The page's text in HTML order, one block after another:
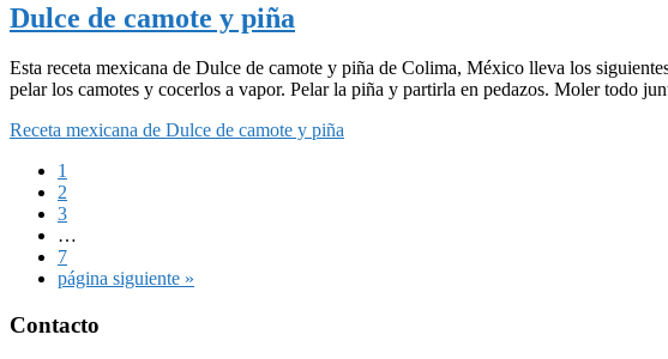
Dulce de camote y piña
Esta receta mexicana de Dulce de camote y piña de Colima, México lleva los
pelar los camotes y cocerlos a vapor. Pelar la piña y partirla en pedazos. Moler todo
Receta mexicana de Dulce de camote y piña
Página
1
Página
2
Página
3
Páginas
intermedias
omitidas
…
Página
7
Ir
la
página siguiente »
Footer
Contacto